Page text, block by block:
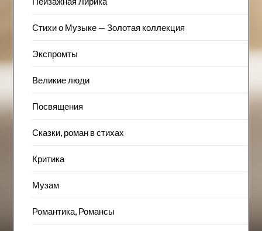
Стихи о Музыке — Золотая коллекция
Экспромты
Великие люди
Посвящения
Сказки, роман в стихах
Критика
Музам
Романтика, Романсы